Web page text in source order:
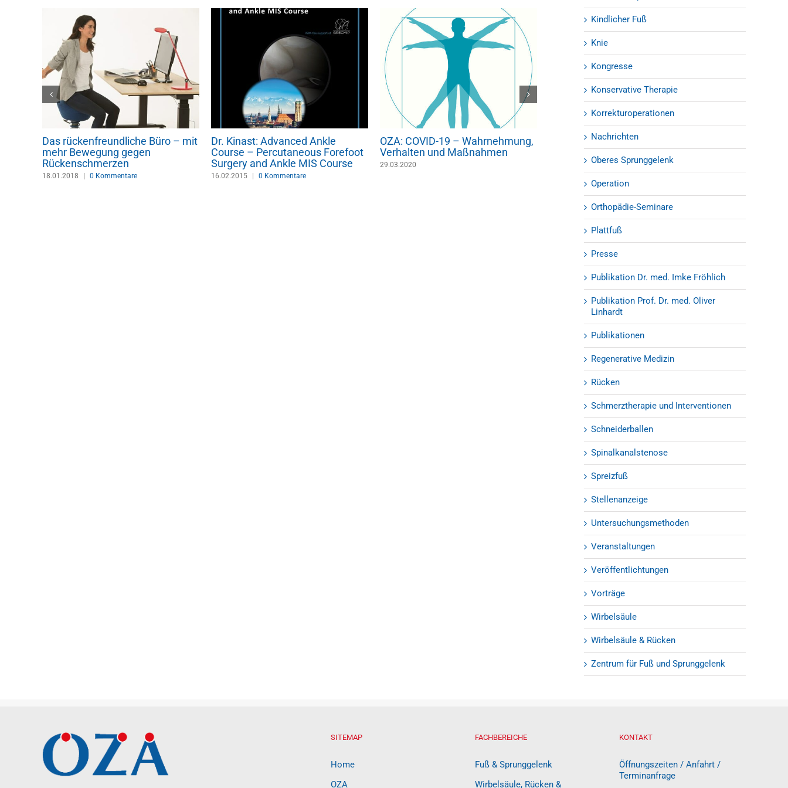
Das rückenfreundliche Büro – mit
mehr Bewegung gegen
Rückenschmerzen
18.01.2018 | 0 Kommentare
Dr. Kinast: Advanced Ankle
Course – Percutaneous Forefoot
Surgery and Ankle MIS Course
16.02.2015 | 0 Kommentare
OZA: COVID-19 – Wahrnehmung,
Verhalten und Maßnahmen
29.03.2020
OZA Update 2019 – Orthopädie-
Kolloquium
0 Kommentare
Sprunggelenk
Kindlicher Fuß
Knie
Kongresse
Konservative Therapie
Korrekturoperationen
Nachrichten
Oberes Sprunggelenk
Operation
Orthopädie-Seminare
Plattfuß
Presse
Publikation Dr. med. Imke Fröhlich
Publikation Prof. Dr. med. Oliver
Linhardt
Publikationen
Regenerative Medizin
Rücken
Schmerztherapie und Interventionen
Schneiderballen
Spinalkanalstenose
Spreizfuß
Stellenanzeige
Untersuchungsmethoden
Veranstaltungen
Veröffentlichtungen
Vorträge
Wirbelsäule
Wirbelsäule & Rücken
Zentrum für Fuß und Sprunggelenk
SITEMAP
Home
OZA
FACHBEREICHE
Fuß & Sprunggelenk
Wirbelsäule, Rücken &
KONTAKT
Öffnungszeiten / Anfahrt /
Terminanfrage